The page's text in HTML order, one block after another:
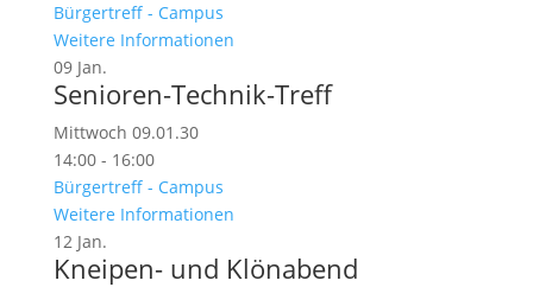
Bürgertreff - Campus
Weitere Informationen
09 Jan.
Senioren-Technik-Treff
Mittwoch 09.01.30
14:00 - 16:00
Bürgertreff - Campus
Weitere Informationen
12 Jan.
Kneipen- und Klönabend